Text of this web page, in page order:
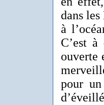
dans
à
C’est
ouverte
pour